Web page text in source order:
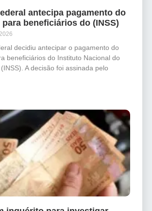
antecipa pagamento do
para beneficiários do (INSS)
decidiu antecipar o pagamento do
beneficiários do Instituto Nacional do
A decisão foi assinada pelo